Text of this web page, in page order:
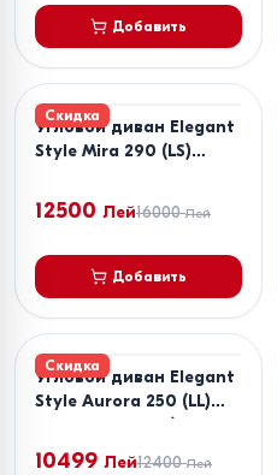
Добавить
Скидка
Угловой диван Elegant
Style Mira 290 (LS)
12500 Лей16000 Лей
Добавить
Скидка
Угловой диван Elegant
Style Aurora 250 (LL)
Светло Серый / Темно
Серый
10499 Лей12400 Лей